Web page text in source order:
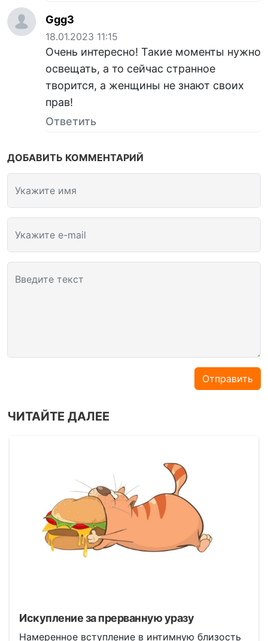
Ggg3
18.01.2023 11:15
Очень интересно! Такие моменты нужно
освещать, а то сейчас странное
творится, а женщины не знают своих
прав!
Ответить
ДОБАВИТЬ КОММЕНТАРИЙ
Укажите имя
Укажите e-mail
Введите текст
Отправить
ЧИТАЙТЕ ДАЛЕЕ
Искупление за прерванную уразу
Намеренное вступление в интимную близость